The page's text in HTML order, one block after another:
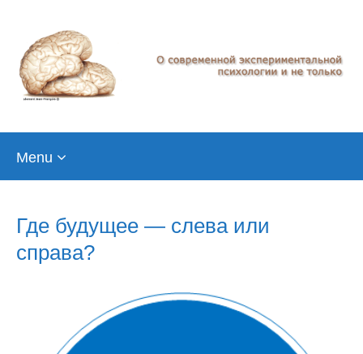
Menu
Где будущее — cлева или
справа?